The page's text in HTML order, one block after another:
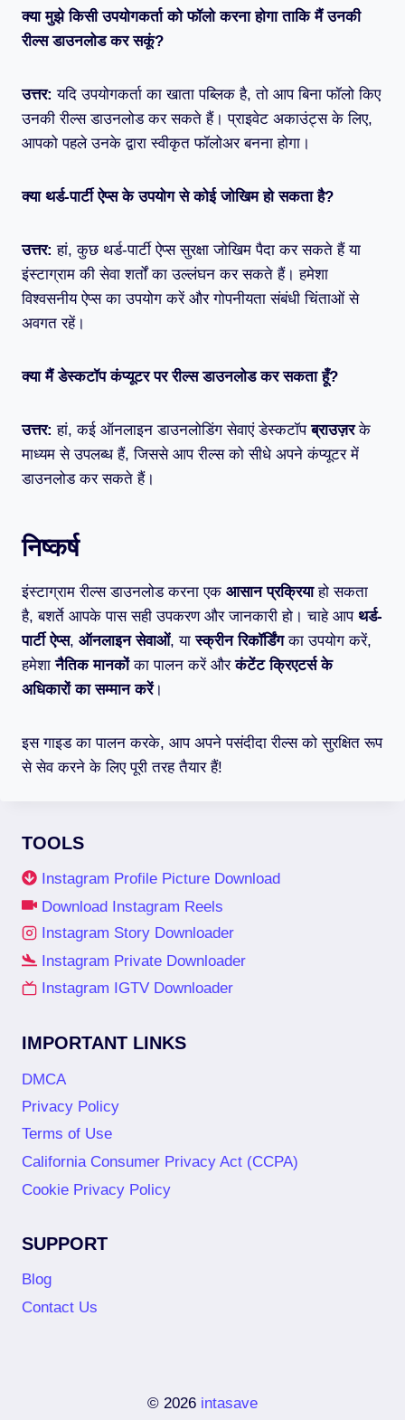
क्या मुझे किसी उपयोगकर्ता को फॉलो करना होगा ताकि मैं उनकी
रील्स डाउनलोड कर सकूं?
उत्तर: यदि उपयोगकर्ता का खाता पब्लिक है, तो आप बिना फॉलो किए
उनकी रील्स डाउनलोड कर सकते हैं। प्राइवेट अकाउंट्स के लिए,
आपको पहले उनके द्वारा स्वीकृत फॉलोअर बनना होगा।
क्या थर्ड-पार्टी ऐप्स के उपयोग से कोई जोखिम हो सकता है?
उत्तर: हां, कुछ थर्ड-पार्टी ऐप्स सुरक्षा जोखिम पैदा कर सकते हैं या
इंस्टाग्राम की सेवा शर्तों का उल्लंघन कर सकते हैं। हमेशा
विश्वसनीय ऐप्स का उपयोग करें और गोपनीयता संबंधी चिंताओं से
अवगत रहें।
क्या मैं डेस्कटॉप कंप्यूटर पर रील्स डाउनलोड कर सकता हूँ?
उत्तर: हां, कई ऑनलाइन डाउनलोडिंग सेवाएं डेस्कटॉपब्राउज़रके
माध्यम से उपलब्ध हैं, जिससे आप रील्स को सीधे अपने कंप्यूटर में
डाउनलोड कर सकते हैं।
निष्कर्ष
इंस्टाग्राम रील्स डाउनलोड करना एक आसान प्रक्रियाहो सकता
है, बशर्ते आपके पास सही उपकरण और जानकारी हो। चाहे आप थर्ड-
पार्टी ऐप्स, ऑनलाइन सेवाओं, यास्क्रीन रिकॉर्डिंगका उपयोग करें,
हमेशानैतिक मानकोंका पालन करें औरकंटेंट क्रिएटर्स के
अधिकारों का सम्मान करें।
इस गाइड का पालन करके, आप अपने पसंदीदा रील्स को सुरक्षित रूप
से सेव करने के लिए पूरी तरह तैयार हैं!
TOOLS
Instagram Profile Picture Download
Download Instagram Reels
Instagram Story Downloader
Instagram Private Downloader
Instagram IGTV Downloader
IMPORTANT LINKS
DMCA
Privacy Policy
Terms of Use
California Consumer Privacy Act (CCPA)
Cookie Privacy Policy
SUPPORT
Blog
Contact Us
© 2026 intasave